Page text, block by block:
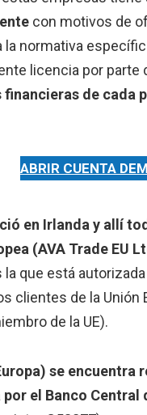
con motivos de
la normativa
licencia por parte
de cada
ABRIR CUENTA
en Irlanda y allí
(AVA Trade EU
la que está
clientes de la Unión
de la UE).
se encuentra
el Banco Central